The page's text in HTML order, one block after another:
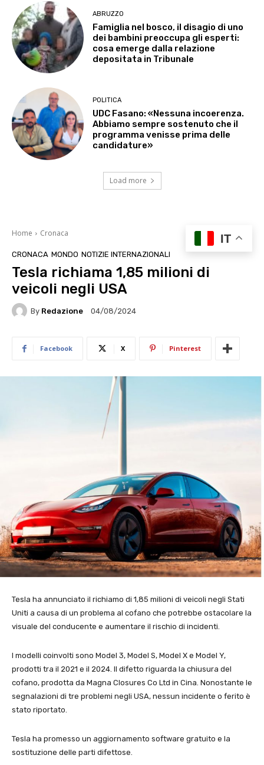
ABRUZZO
Famiglia nel bosco, il disagio di uno
dei bambini preoccupa gli esperti:
cosa emerge dalla relazione
depositata in Tribunale
POLITICA
UDC Fasano: «Nessuna incoerenza.
Abbiamo sempre sostenuto che il
programma venisse prima delle
candidature»
Load more